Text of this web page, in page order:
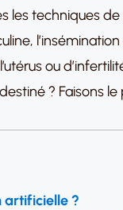
techniques
ou
? Faisons le
artificielle ?